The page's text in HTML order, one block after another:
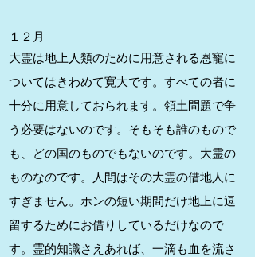
１ ２月
大霊は地上人類のために用意される恩寵に
ついてはきわめて寛大です。すべての者に
十分に用意しておられます。領土問題で争
う必要はないのです。そもそも誰のもので
も、どの国のものでもないのです。大霊の
ものなのです。人間はその大霊の借地人に
すぎません。ホンの短い期間だけ地上に逗
留するためにお借りしているだけなので
す。霊的知識さえあれば、一滴も血を流さ